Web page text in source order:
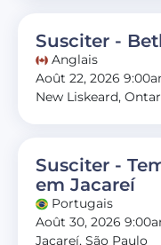
Susciter -
Anglais
Août 22, 2026
New Liskeard,
Susciter -
em Jacareí
Portugais
Août 30, 2026
Jacareí, São Paulo